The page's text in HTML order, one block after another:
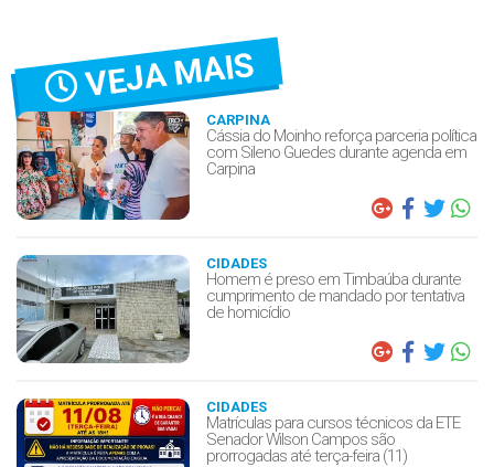
VEJA MAIS
CARPINA
Cássia do Moinho reforça parceria política
com Sileno Guedes durante agenda em
Carpina
CIDADES
Homem é preso em Timbaúba durante
cumprimento de mandado por tentativa
de homicídio
CIDADES
Matrículas para cursos técnicos da ETE
Senador Wilson Campos são
prorrogadas até terça-feira (11)